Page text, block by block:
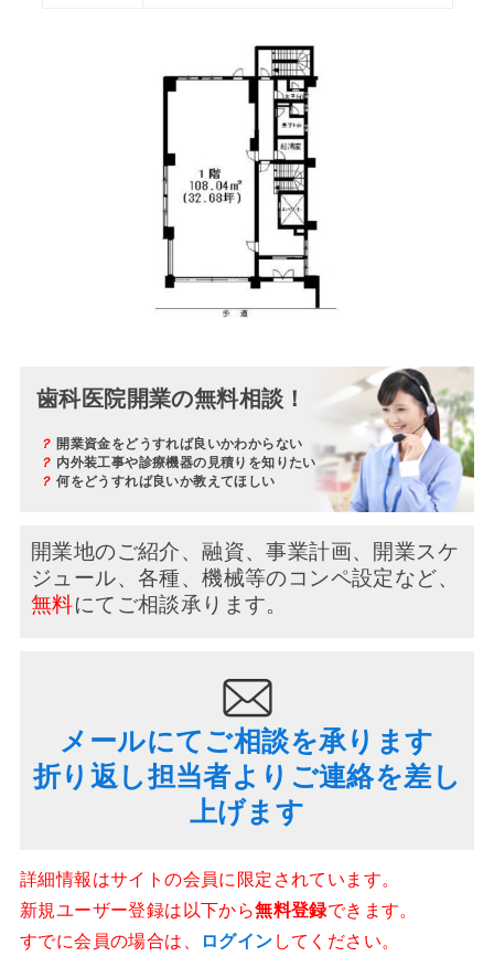
歯科医院開業の無料相談！
？開業資金をどうすれば良いかわからない
？ 内外装工事や診療機器の見積りを知りたい
？何をどうすれば良いか教えてほしい
開業地のご紹介、融資、事業計画、開業スケ
ジュール、 各種、機械等のコンペ設定など、
無料にてご相談承ります。
メールにてご相談を承ります
折り返し担当者よりご連絡を差し
上げます
詳細情報はサイトの会員に限定されています。
新規ユーザー登録は以下から無料登録できます。
すでに会員の場合は、
ログインしてください。